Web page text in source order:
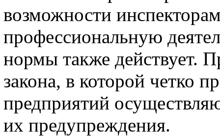
возможности
профессиональную
нормы также действует.
закона, в которой четко
предприятий
их предупреждения.